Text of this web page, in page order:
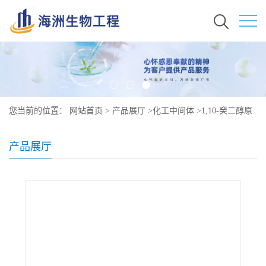
您当前的位置： 网站首页 > 产品展厅 >化工中间体 >1,10-癸二醇原
产品展厅